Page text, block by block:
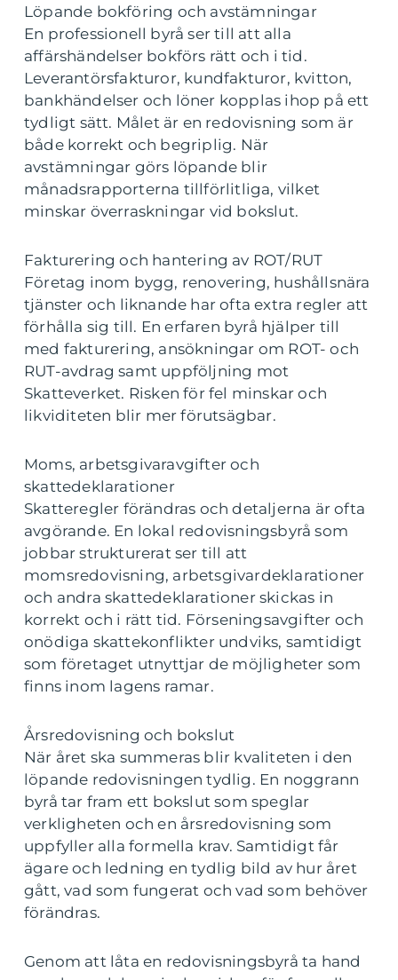
Löpande bokföring och avstämningar
En professionell byrå ser till att alla
affärshändelser bokförs rätt och i tid.
Leverantörsfakturor, kundfakturor, kvitton,
bankhändelser och löner kopplas ihop på ett
tydligt sätt. Målet är en redovisning som är
både korrekt och begriplig. När
avstämningar görs löpande blir
månadsrapporterna tillförlitliga, vilket
minskar överraskningar vid bokslut.
Fakturering och hantering av ROT/RUT
Företag inom bygg, renovering, hushållsnära
tjänster och liknande har ofta extra regler att
förhålla sig till. En erfaren byrå hjälper till
med fakturering, ansökningar om ROT- och
RUT-avdrag samt uppföljning mot
Skatteverket. Risken för fel minskar och
likviditeten blir mer förutsägbar.
Moms, arbetsgivaravgifter och
skattedeklarationer
Skatteregler förändras och detaljerna är ofta
avgörande. En lokal redovisningsbyrå som
jobbar strukturerat ser till att
momsredovisning, arbetsgivardeklarationer
och andra skattedeklarationer skickas in
korrekt och i rätt tid. Förseningsavgifter och
onödiga skattekonflikter undviks, samtidigt
som företaget utnyttjar de möjligheter som
finns inom lagens ramar.
Årsredovisning och bokslut
När året ska summeras blir kvaliteten i den
löpande redovisningen tydlig. En noggrann
byrå tar fram ett bokslut som speglar
verkligheten och en årsredovisning som
uppfyller alla formella krav. Samtidigt får
ägare och ledning en tydlig bild av hur året
gått, vad som fungerat och vad som behöver
förändras.
Genom att låta en redovisningsbyrå ta hand